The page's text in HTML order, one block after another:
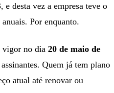
desta vez a empresa teve o
Por enquanto.
vigor no dia 20 de maio de
Quem já tem plano
atual até renovar ou